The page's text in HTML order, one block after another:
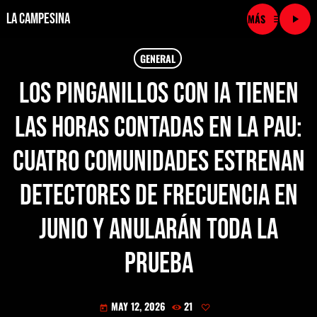
La Campesina menu
play_arrow
play_arrow LA CAMPESINA CADENA
play_arrow LA CAMPESINA 101.9 FM
play_arrow LA CAMPESINA 96.7 FM
LA CAMPESINA 106.3 FM
LA CAMPESINA 92.5 FM
GENERAL
Los pinganillos con IA tienen
las horas contadas en la PAU:
cuatro comunidades estrenan
detectores de frecuencia en
junio y anularán toda la
prueba
today MAY 12, 2026 21